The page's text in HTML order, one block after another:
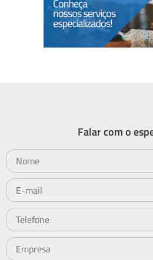
Falar com o